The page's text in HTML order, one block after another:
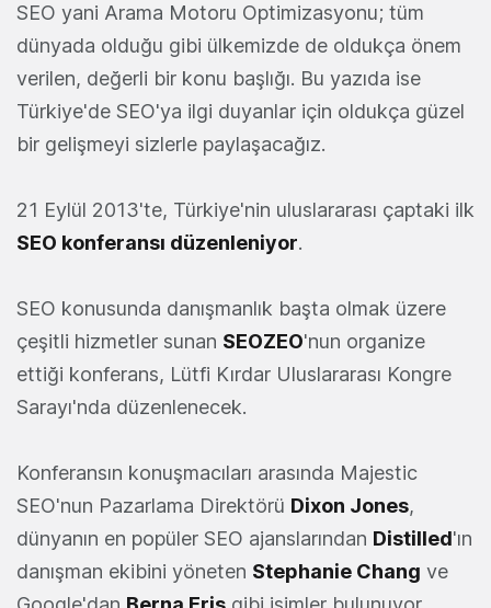
SEO yani Arama Motoru Optimizasyonu; tüm
dünyada olduğu gibi ülkemizde de oldukça önem
verilen, değerli bir konu başlığı. Bu yazıda ise
Türkiye'de SEO'ya ilgi duyanlar için oldukça güzel
bir gelişmeyi sizlerle paylaşacağız.
21 Eylül 2013'te, Türkiye'nin uluslararası çaptaki ilk
SEO konferansı düzenleniyor.
SEO konusunda danışmanlık başta olmak üzere
çeşitli hizmetler sunan SEOZEO'nun organize
ettiği konferans, Lütfi Kırdar Uluslararası Kongre
Sarayı'nda düzenlenecek.
Konferansın konuşmacıları arasında Majestic
SEO'nun Pazarlama Direktörü Dixon Jones,
dünyanın en popüler SEO ajanslarından Distilled'ın
danışman ekibini yöneten Stephanie Chang ve